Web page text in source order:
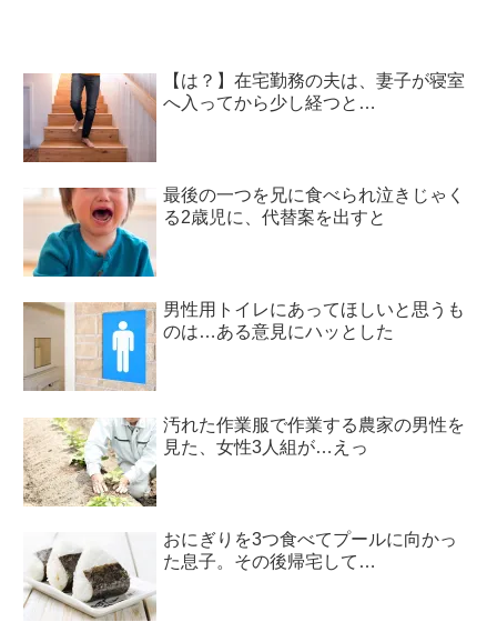
【は？】在宅勤務の夫は、妻子が寝室
へ入ってから少し経つと…
最後の一つを兄に食べられ泣きじゃく
る2歳児に、代替案を出すと
男性用トイレにあってほしいと思うも
のは…ある意見にハッとした
汚れた作業服で作業する農家の男性を
見た、女性3人組が…えっ
おにぎりを3つ食べてプールに向かっ
た息子。その後帰宅して…